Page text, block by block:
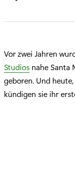
Vor zwei Jahren
Studios nahe Santa
geboren. Und
kündigen sie ihr